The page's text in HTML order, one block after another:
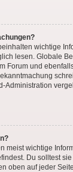
wichtige
lesen. Globale
Forum und
Administration
meist wichtige
Du solltest
oben auf jeder